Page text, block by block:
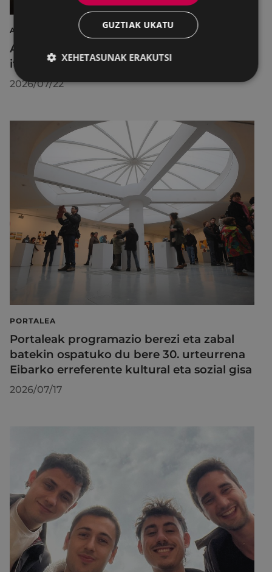
AIRE LIBREKO ZINEMA
Aire libreko abuztuko zinema Untzagara
itzuliko da lau proiekziorekin
2026/07/22
PORTALEA
Portaleak programazio berezi eta zabal
batekin ospatuko du bere 30. urteurrena
Eibarko erreferente kultural eta sozial gisa
2026/07/17
GUZTIAK UKATU
XEHETASUNAK ERAKUTSI